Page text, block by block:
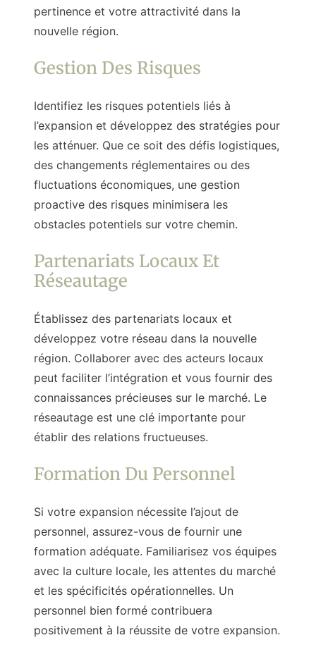
pertinence et votre attractivité dans la
nouvelle région.
Gestion Des Risques
Identifiez les risques potentiels liés à
l’expansion et développez des stratégies pour
les atténuer. Que ce soit des défis logistiques,
des changements réglementaires ou des
fluctuations économiques, une gestion
proactive des risques minimisera les
obstacles potentiels sur votre chemin.
Partenariats Locaux Et
Réseautage
Établissez des partenariats locaux et
développez votre réseau dans la nouvelle
région. Collaborer avec des acteurs locaux
peut faciliter l’intégration et vous fournir des
connaissances précieuses sur le marché. Le
réseautage est une clé importante pour
établir des relations fructueuses.
Formation Du Personnel
Si votre expansion nécessite l’ajout de
personnel, assurez-vous de fournir une
formation adéquate. Familiarisez vos équipes
avec la culture locale, les attentes du marché
et les spécificités opérationnelles. Un
personnel bien formé contribuera
positivement à la réussite de votre expansion.